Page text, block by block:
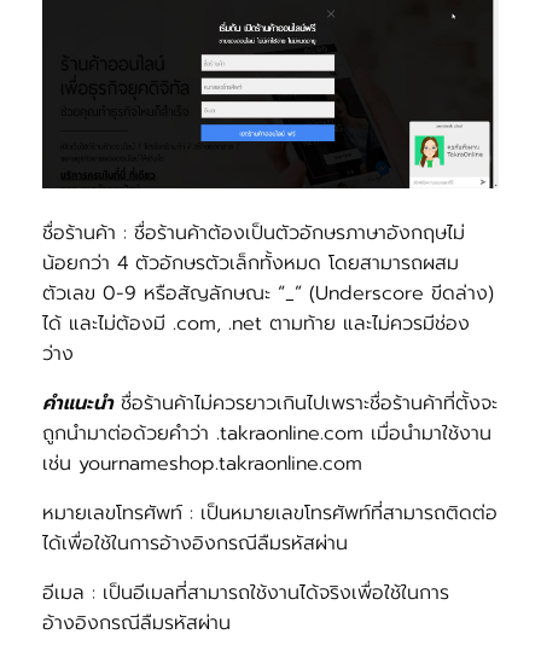
ชื่อร้านค้า : ชื่อร้านค้าต้องเป็นตัวอักษรภาษาอังกฤษไม่
น้อยกว่า 4 ตัวอักษรตัวเล็กทั้งหมด โดยสามารถผสม
ตัวเลข 0-9 หรือสัญลักษณะ “_” (Underscore ขีดล่าง)
ได้ และไม่ต้องมี .com, .net ตามท้าย และไม่ควรมีช่อง
ว่าง
คำแนะนำ ชื่อร้านค้าไม่ควรยาวเกินไปเพราะชื่อร้านค้าที่ตั้งจะ
ถูกนำมาต่อด้วยคำว่า .takraonline.com เมื่อนำมาใช้งาน
เช่น yournameshop.takraonline.com
หมายเลขโทรศัพท์ : เป็นหมายเลขโทรศัพท์ที่สามารถติดต่อ
ได้เพื่อใช้ในการอ้างอิงกรณีลืมรหัสผ่าน
อีเมล : เป็นอีเมลที่สามารถใช้งานได้จริงเพื่อใช้ในการ
อ้างอิงกรณีลืมรหัสผ่าน